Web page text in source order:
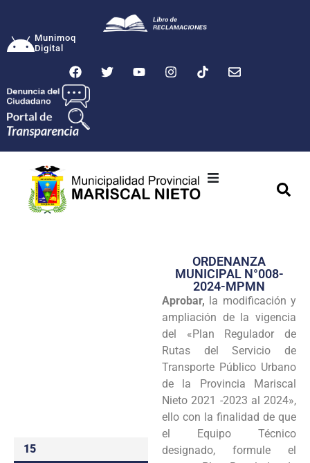
Munimoq
Digital
Transparencia
Seguridad
Programas
Intranet
15
ORDENANZA
MUNICIPAL N°008-
2024-MPMN
Aprobar, la modificación y
ampliación de la vigencia
del «Plan Regulador de
Rutas del Servicio de
Transporte Público Urbano
de la Provincia Mariscal
Nieto 2021 -2023 al 2024»,
ello con la finalidad de que
el Equipo Técnico
designado, formule el